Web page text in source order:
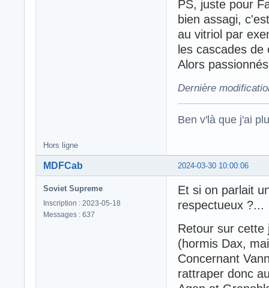
PS, juste pour
bien assagi,
au vitriol par
les cascades
Alors
Dernière
Ben v'là que j'ai
Hors ligne
2024-03-30 10:00:06
MDFCab
Soviet Supreme
Inscription : 2023-05-18
Messages : 637
Et si on parlait
respectueux ?...
Retour sur cette
(hormis Dax,
Concernant
rattraper donc